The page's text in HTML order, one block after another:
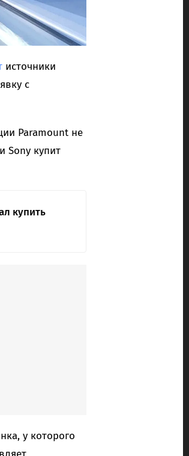
источники
с
Paramount не
Sony купит
купить
у которого